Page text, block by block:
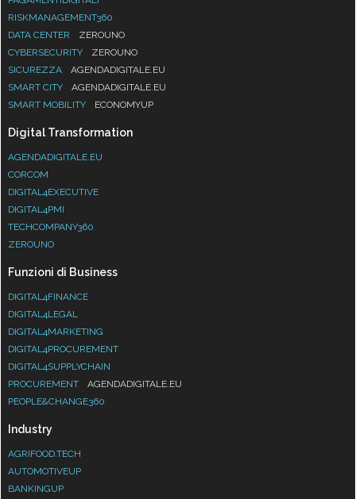
RISKMANAGEMENT360
DATA CENTER
ZEROUNO
CYBERSECURITY
ZEROUNO
SICUREZZA
AGENDADIGITALE.EU
SMART CITY
AGENDADIGITALE.EU
SMART MOBILITY
ECONOMYUP
Digital Transformation
AGENDADIGITALE.EU
CORCOM
DIGITAL4EXECUTIVE
DIGITAL4PMI
TECHCOMPANY360
ZEROUNO
Funzioni di Business
DIGITAL4FINANCE
DIGITAL4LEGAL
DIGITAL4MARKETING
DIGITAL4PROCUREMENT
DIGITAL4SUPPLYCHAIN
PROCUREMENT
AGENDADIGITALE.EU
PEOPLE&CHANGE360
Industry
AGRIFOOD.TECH
AUTOMOTIVEUP
BANKINGUP